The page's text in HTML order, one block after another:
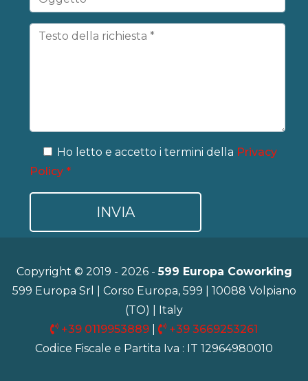
Ho letto e accetto i termini della Privacy
Policy *
Copyright © 2019 - 2026 -599 Europa Coworking
599 Europa Srl | Corso Europa, 599 | 10088 Volpiano
(TO) | Italy
+39 0119953889
+39 3669253261
Codice Fiscale e Partita Iva : IT 12964980010